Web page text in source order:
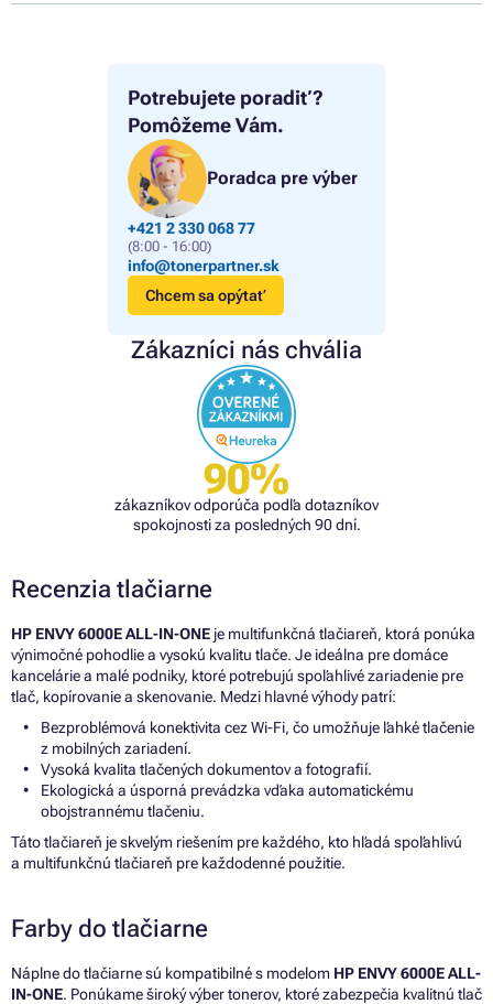
Potrebujete poradiť?
Pomôžeme Vám.
Poradca pre výber
+421 2 330 068 77
(8:00 - 16:00)
info@tonerpartner.sk
Chcem sa opýtať
Zákazníci nás chvália
90%
zákazníkov odporúča podľa dotazníkov
spokojnosti za posledných 90 dní.
Recenzia tlačiarne
HP ENVY 6000E ALL-IN-ONE je multifunkčná tlačiareň, ktorá ponúka
výnimočné pohodlie a vysokú kvalitu tlače. Je ideálna pre domáce
kancelárie a malé podniky, ktoré potrebujú spoľahlivé zariadenie pre
tlač, kopírovanie a skenovanie. Medzi hlavné výhody patrí:
Bezproblémová konektivita cez Wi-Fi, čo umožňuje ľahké tlačenie
z mobilných zariadení.
Vysoká kvalita tlačených dokumentov a fotografií.
Ekologická a úsporná prevádzka vďaka automatickému
obojstrannému tlačeniu.
Táto tlačiareň je skvelým riešením pre každého, kto hľadá spoľahlivú
a multifunkčnú tlačiareň pre každodenné použitie.
Farby do tlačiarne
Náplne do tlačiarne sú kompatibilné s modelom HP ENVY 6000E ALL-
IN-ONE. Ponúkame široký výber tonerov, ktoré zabezpečia kvalitnú tlač